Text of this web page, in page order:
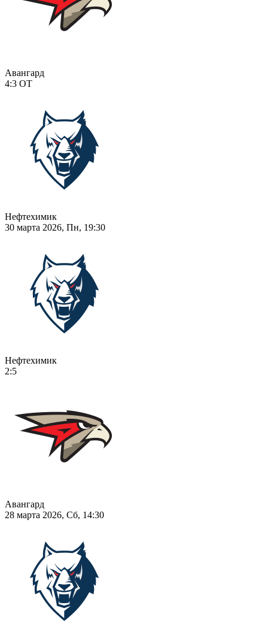
Авангард
4:3 ОТ
Нефтехимик
30 марта 2026, Пн, 19:30
Нефтехимик
2:5
Авангард
28 марта 2026, Сб, 14:30